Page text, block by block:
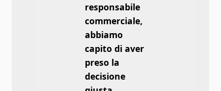
responsabile
commerciale,
abbiamo
capito di aver
preso la
decisione